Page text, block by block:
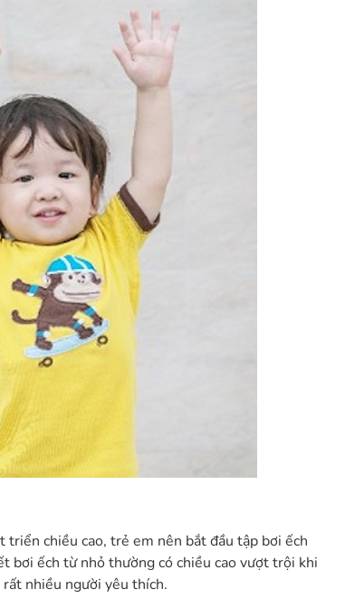
chiều cao, trẻ em nên bắt đầu tập bơi ếch
bơi ếch từ nhỏ thường có chiều cao vượt trội khi
nhiều người yêu thích.